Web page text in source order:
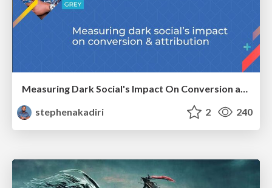
Measuring Dark Social's Impact On Conversion and Attribution
stephenakadiri
2 240